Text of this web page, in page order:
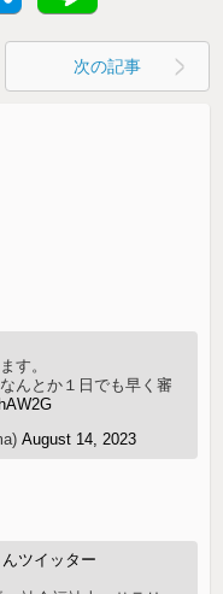
次の記事
す。
んとか１日でも早く審
August 14, 2023
ツイッター